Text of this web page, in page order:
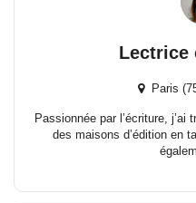
Lectrice
Paris
Passionnée par l’écriture,
des maisons d’édition en